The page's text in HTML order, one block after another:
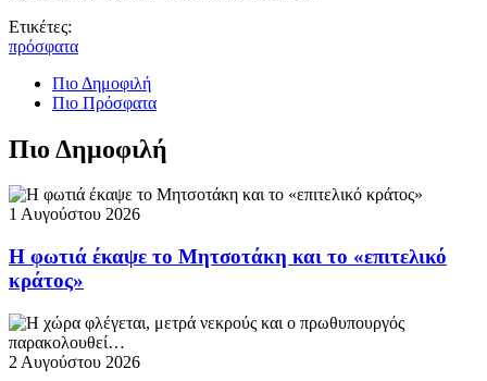
Ετικέτες:
πρόσφατα
Πιο Δημοφιλή
Πιο Πρόσφατα
Πιο Δημοφιλή
1 Αυγούστου 2026
Η φωτιά έκαψε το Μητσοτάκη και το «επιτελικό
κράτος»
2 Αυγούστου 2026